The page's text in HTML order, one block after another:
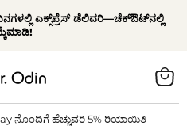
ಎಕ್ಸ್‌ಪ್ರೆಸ್ ಡೆಲಿವರಿ—ಚೆಕ್‌ಔಟ್‌ನಲ್ಲಿ
ನೊಂದಿಗೆ ಹೆಚ್ಚುವರಿ 5% ರಿಯಾಯಿತಿ
cart